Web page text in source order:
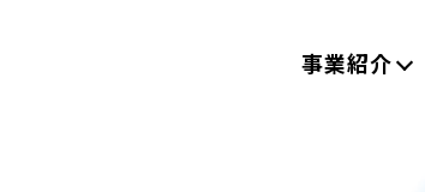
事業紹介